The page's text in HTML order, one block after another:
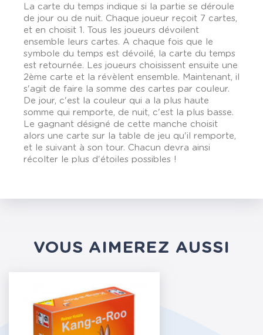
La carte du temps indique si la partie se déroule
de jour ou de nuit. Chaque joueur reçoit 7 cartes,
et en choisit 1. Tous les joueurs dévoilent
ensemble leurs cartes. A chaque fois que le
symbole du temps est dévoilé, la carte du temps
est retournée. Les joueurs choisissent ensuite une
2ème carte et la révèlent ensemble. Maintenant, il
s'agit de faire la somme des cartes par couleur.
De jour, c'est la couleur qui a la plus haute
somme qui remporte, de nuit, c'est la plus basse.
Le gagnant désigné de cette manche choisit
alors une carte sur la table de jeu qu'il remporte,
et le suivant à son tour. Chacun devra ainsi
récolter le plus d'étoiles possibles !
VOUS AIMEREZ AUSSI